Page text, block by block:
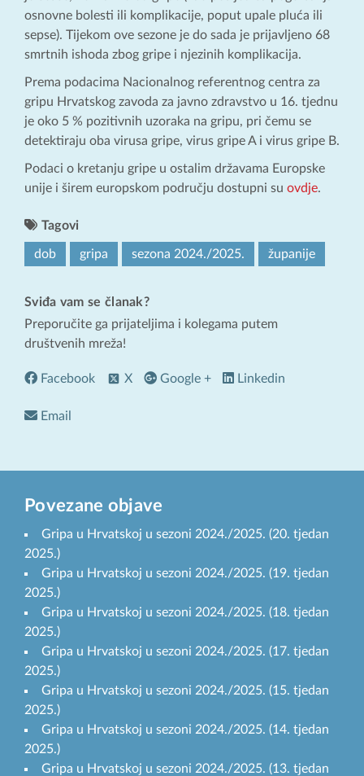
osnovne bolesti ili komplikacije, poput upale pluća ili
sepse). Tijekom ove sezone je do sada je prijavljeno 68
smrtnih ishoda zbog gripe i njezinih komplikacija.
Prema podacima Nacionalnog referentnog centra za
gripu Hrvatskog zavoda za javno zdravstvo u 16. tjednu
je oko 5 % pozitivnih uzoraka na gripu, pri čemu se
detektiraju oba virusa gripe, virus gripe A i virus gripe B.
Podaci o kretanju gripe u ostalim državama Europske
unije i širem europskom području dostupni su ovdje.
Tagovi
dob gripa sezona 2024./2025. županije
Sviđa vam se članak?
Preporučite ga prijateljima i kolegama putem
društvenih mreža!
Facebook X Google + Linkedin
Email
Povezane objave
Gripa u Hrvatskoj u sezoni 2024./2025. (20. tjedan
2025.)
Gripa u Hrvatskoj u sezoni 2024./2025. (19. tjedan
2025.)
Gripa u Hrvatskoj u sezoni 2024./2025. (18. tjedan
2025.)
Gripa u Hrvatskoj u sezoni 2024./2025. (17. tjedan
2025.)
Gripa u Hrvatskoj u sezoni 2024./2025. (15. tjedan
2025.)
Gripa u Hrvatskoj u sezoni 2024./2025. (14. tjedan
2025.)
Gripa u Hrvatskoj u sezoni 2024./2025. (13. tjedan